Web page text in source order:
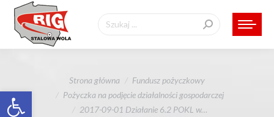
Otwórz pasek narzędzi
Szukaj:
Strona główna
Fundusz pożyczkowy
Pożyczka na podjęcie działalności gospodarczej
2017-09-01 Działanie 6.2 POKL w…